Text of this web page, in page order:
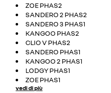
ZOE PHAS2
SANDERO 2 PHAS2
SANDERO 3 PHAS1
KANGOO PHAS2
CLIO V PHAS2
SANDERO PHAS1
KANGOO 2 PHAS1
LODGY PHAS1
ZOE PHAS1
vedi di più